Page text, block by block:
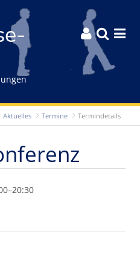
  
Aktuelles Termine Termindetails